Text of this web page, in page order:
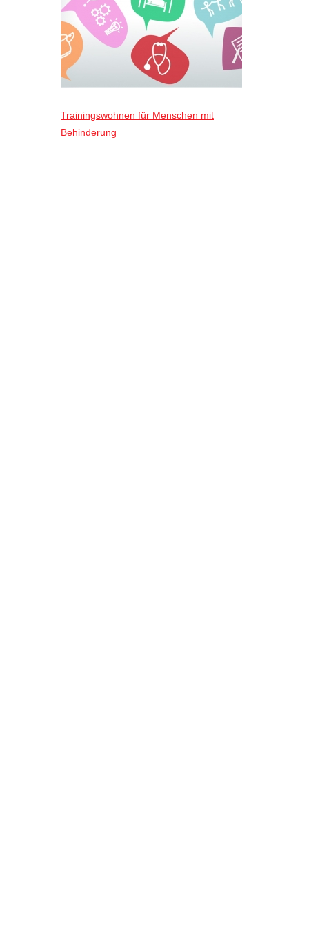
Trainingswohnen für Menschen mit
Behinderung